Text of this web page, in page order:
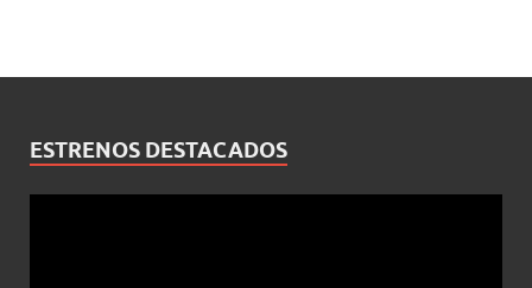
ESTRENOS DESTACADOS